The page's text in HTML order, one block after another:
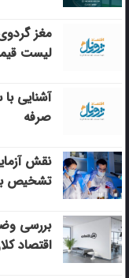
مغز
لیست
آشنایی
صرفه
نقش
تشخیص
بررسی
اقتصاد